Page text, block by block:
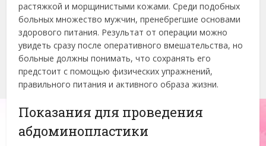
растяжкой и морщинистыми кожами. Среди подобных
больных множество мужчин, пренебрегшие основами
здорового питания. Результат от операции можно
увидеть сразу после оперативного вмешательства, но
больные должны понимать, что сохранять его
предстоит с помощью физических упражнений,
правильного питания и активного образа жизни.
Показания для проведения
абдоминопластики